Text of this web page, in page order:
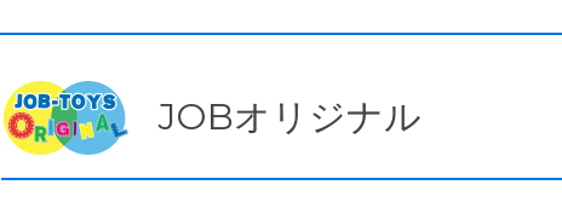
JOBオリジナル